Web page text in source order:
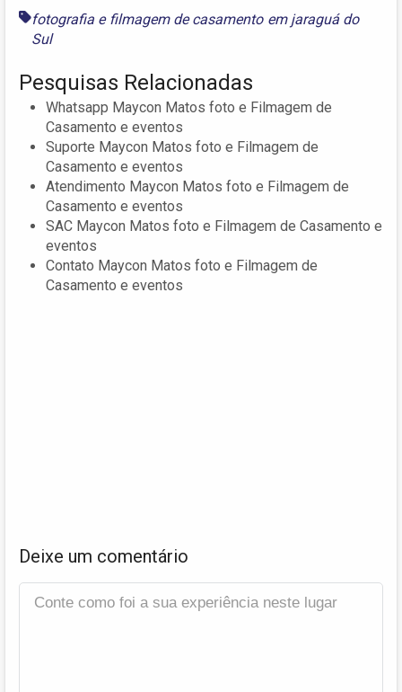
fotografia e filmagem de casamento em jaraguá do
Sul
Pesquisas Relacionadas
Whatsapp Maycon Matos foto e Filmagem de
Casamento e eventos
Suporte Maycon Matos foto e Filmagem de
Casamento e eventos
Atendimento Maycon Matos foto e Filmagem de
Casamento e eventos
SAC Maycon Matos foto e Filmagem de Casamento e
eventos
Contato Maycon Matos foto e Filmagem de
Casamento e eventos
Deixe um comentário